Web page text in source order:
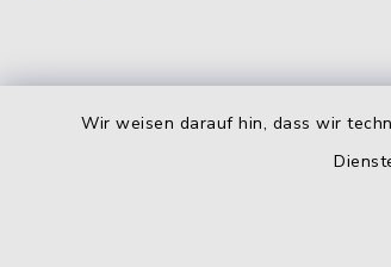
Wir weisen darauf hin, dass wir